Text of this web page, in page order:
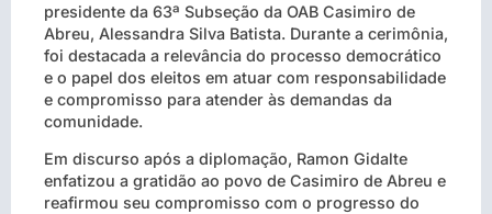
presidente da 63ª Subseção da OAB Casimiro de
Abreu, Alessandra Silva Batista. Durante a cerimônia,
foi destacada a relevância do processo democrático
e o papel dos eleitos em atuar com responsabilidade
e compromisso para atender às demandas da
comunidade.
Em discurso após a diplomação, Ramon Gidalte
enfatizou a gratidão ao povo de Casimiro de Abreu e
reafirmou seu compromisso com o progresso do